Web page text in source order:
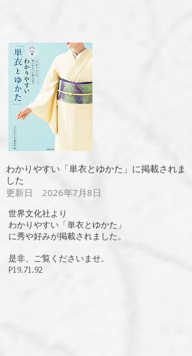
​わかりやすい「単衣とゆかた」に掲載されま
した
更新日 2026年7月8日
世界文化社より
わかりやすい「単衣とゆかた」
に秀や好みが掲載されました。
是非、ご覧くださいませ。
​P19.71.92